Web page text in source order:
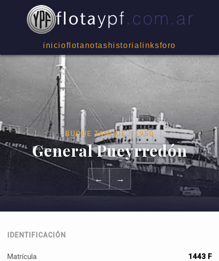
inicioflota notas historia linksforo
BUQUE TANQUE / 1950
General Pueyrredón
← →
IDENTIFICACIÓN
Matrícula 1443 F